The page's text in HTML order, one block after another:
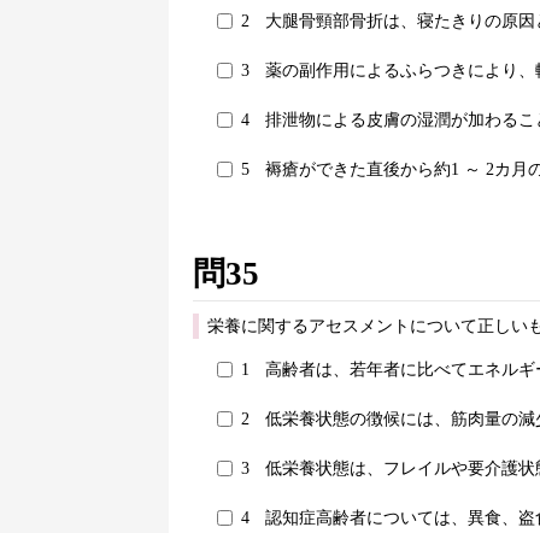
2 大腿骨頸部骨折は、寝たきりの原
3 薬の副作用によるふらつきにより
4 排泄物による皮膚の湿潤が加わる
5 褥瘡ができた直後から約1 ～ 2カ月
問35
栄養に関するアセスメントについて正しい
1 高齢者は、若年者に比べてエネル
2 低栄養状態の徴候には、筋肉量の
3 低栄養状態は、フレイルや要介護
4 認知症高齢者については、異食、